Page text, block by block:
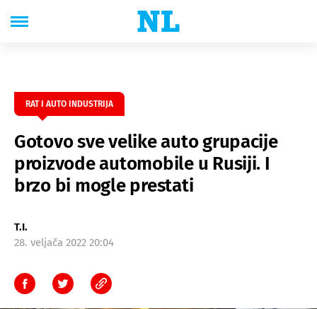
RAT I AUTO INDUSTRIJA
Gotovo sve velike auto grupacije
proizvode automobile u Rusiji. I
brzo bi mogle prestati
T.I.
28. veljača 2022 20:04